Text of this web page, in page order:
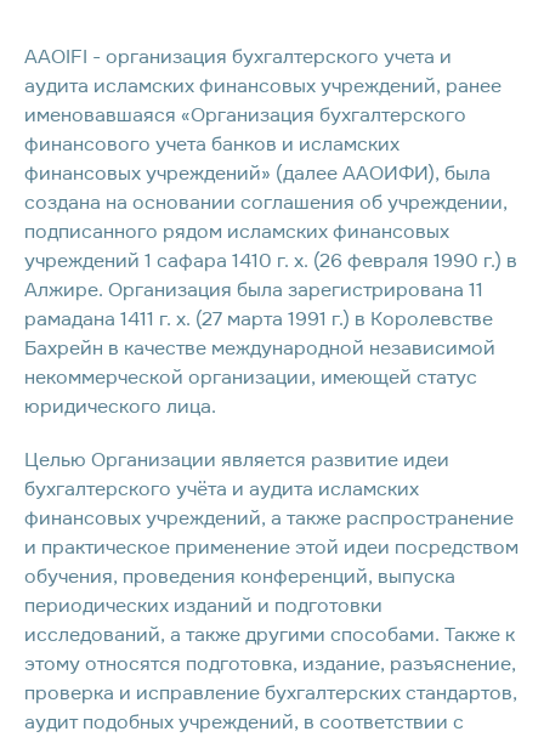
AAOIFI - организация бухгалтерского учета и
аудита исламских финансовых учреждений, ранее
именовавшаяся «Организация бухгалтерского
финансового учета банков и исламских
финансовых учреждений» (далее ААОИФИ), была
создана на основании соглашения об учреждении,
подписанного рядом исламских финансовых
учреждений 1 сафара 1410 г. х. (26 февраля 1990 г.) в
Алжире. Организация была зарегистрирована 11
рамадана 1411 г. х. (27 марта 1991 г.) в Королевстве
Бахрейн в качестве международной независимой
некоммерческой организации, имеющей статус
юридического лица.
Целью Организации является развитие идеи
бухгалтерского учёта и аудита исламских
финансовых учреждений, а также распространение
и практическое применение этой идеи посредством
обучения, проведения конференций, выпуска
периодических изданий и подготовки
исследований, а также другими способами. Также к
этому относятся подготовка, издание, разъяснение,
проверка и исправление бухгалтерских стандартов,
аудит подобных учреждений, в соответствии с